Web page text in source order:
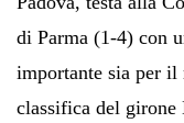
di Parma (1-4) con
importante sia per il
classifica del